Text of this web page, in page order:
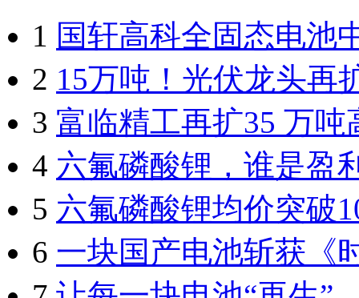
1 国轩高科全固态电池
2 15万吨！光伏龙头再
3 富临精工再扩35 万
4 六氟磷酸锂，谁是盈
5 六氟磷酸锂均价突破
6 一块国产电池斩获《